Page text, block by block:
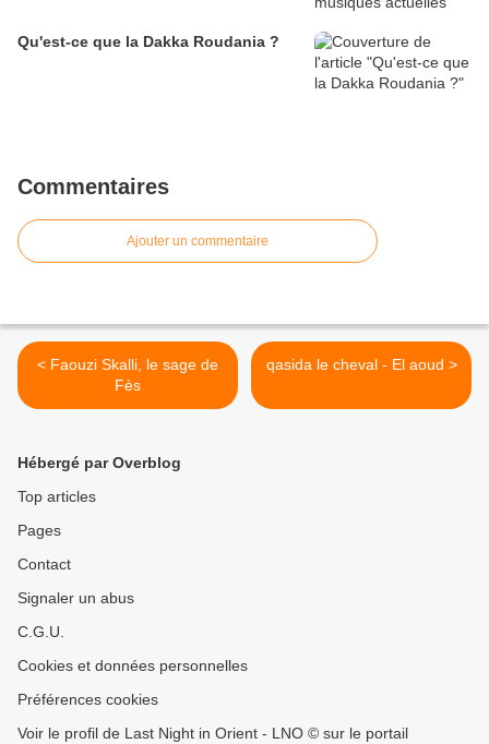
Qu'est-ce que la Dakka Roudania ?
Commentaires
Ajouter un commentaire
< Faouzi Skalli, le sage de
Fès
qasida le cheval - El aoud >
Hébergé par Overblog
Top articles
Pages
Contact
Signaler un abus
C.G.U.
Cookies et données personnelles
Préférences cookies
Voir le profil de Last Night in Orient - LNO © sur le portail